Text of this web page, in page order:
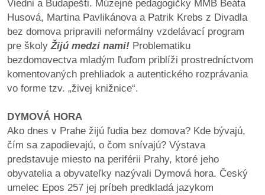
Viedni a Budapešti. Múzejné pedagogičky MMB Beáta
Husová, Martina Pavlikánova a Patrik Krebs z Divadla
bez domova pripravili neformálny vzdelávací program
pre školy Žijú medzi nami! Problematiku
bezdomovectva mladým ľuďom priblíži prostredníctvom
komentovaných prehliadok a autentického rozprávania
vo forme tzv. „živej knižnice“.
DYMOVÁ HORA
Ako dnes v Prahe žijú ľudia bez domova? Kde bývajú,
čím sa zapodievajú, o čom snívajú? Výstava
predstavuje miesto na periférii Prahy, ktoré jeho
obyvatelia a obyvateľky nazývali Dymová hora. Český
umelec Epos 257 jej príbeh predkladá jazykom